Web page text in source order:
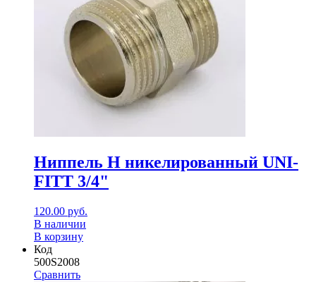
Ниппель Н никелированный UNI-
FITT 3/4"
120.00 руб.
В наличии
В корзину
Код
500S2008
Сравнить